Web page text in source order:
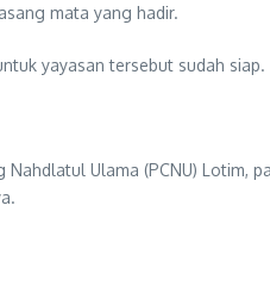
mata yang hadir.
yayasan tersebut sudah siap.
Ulama (PCNU) Lotim,